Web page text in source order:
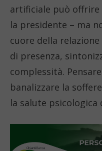
artificiale può
la presidente – ma
cuore della
di presenza,
complessità.
banalizzare la
la salute psicologica